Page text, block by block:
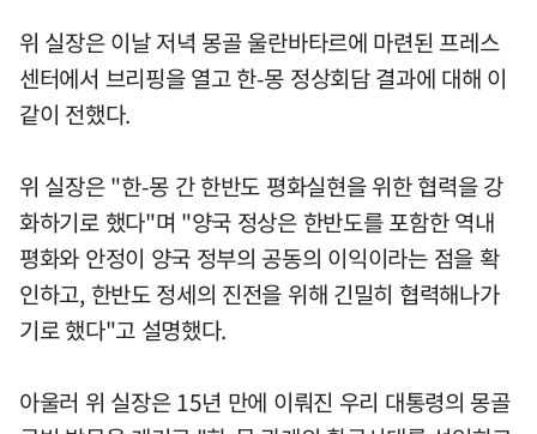
위 실장은 이날 저녁 몽골 울란바타르에 마련된 프레스
센터에서 브리핑을 열고 한-몽 정상회담 결과에 대해 이
같이 전했다.
위 실장은 "한-몽 간 한반도 평화실현을 위한 협력을 강
화하기로 했다"며 "양국 정상은 한반도를 포함한 역내
평화와 안정이 양국 정부의 공동의 이익이라는 점을 확
인하고, 한반도 정세의 진전을 위해 긴밀히 협력해나가
기로 했다"고 설명했다.
아울러 위 실장은 15년 만에 이뤄진 우리 대통령의 몽골